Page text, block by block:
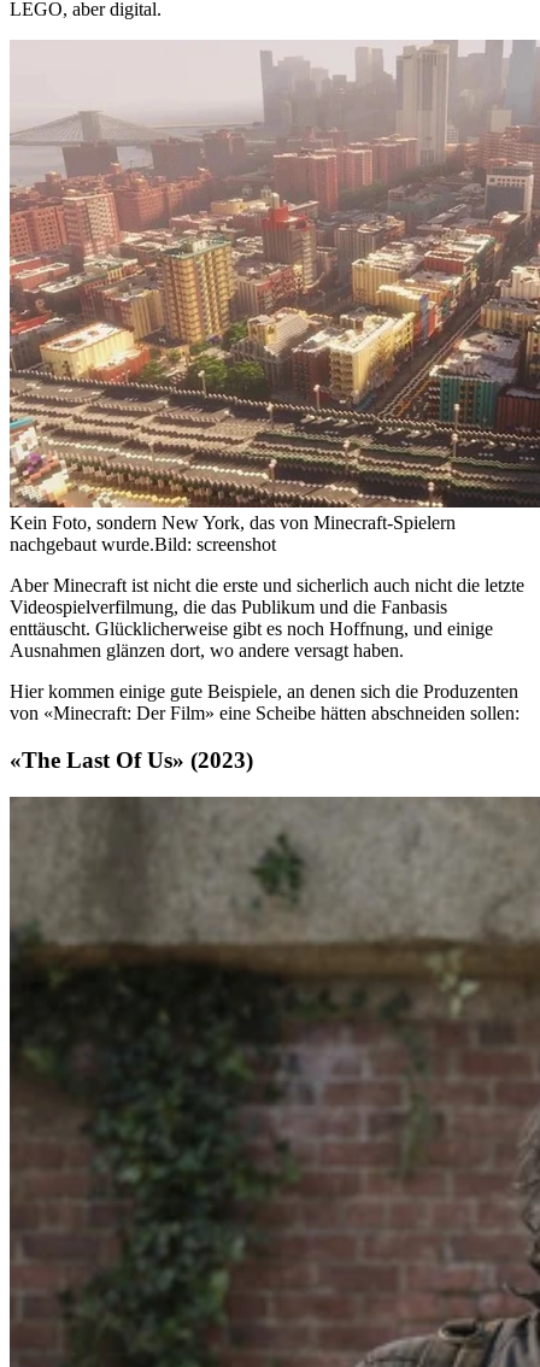
LEGO, aber digital.
Kein Foto, sondern New York, das von Minecraft-Spielern
nachgebaut wurde.Bild: screenshot
Aber Minecraft ist nicht die erste und sicherlich auch nicht die letzte
Videospielverfilmung, die das Publikum und die Fanbasis
enttäuscht. Glücklicherweise gibt es noch Hoffnung, und einige
Ausnahmen glänzen dort, wo andere versagt haben.
Hier kommen einige gute Beispiele, an denen sich die Produzenten
von «Minecraft: Der Film» eine Scheibe hätten abschneiden sollen:
«The Last Of Us» (2023)